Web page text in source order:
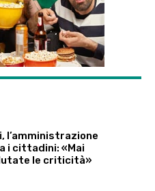
l’amministrazione
i cittadini: «Mai
le criticità»